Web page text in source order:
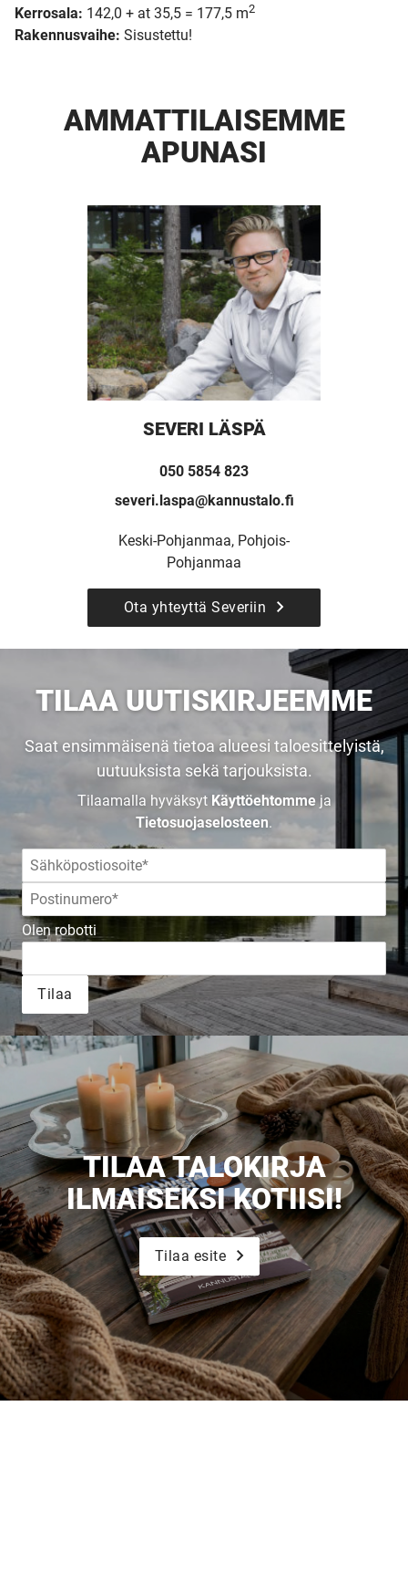
Kerrosala: 142,0 + at 35,5 = 177,5 m2
Rakennusvaihe: Sisustettu!
AMMATTI­LAISEMME
APUNASI
SEVERI LÄSPÄ
050 5854 823
severi.laspa@kannustalo.fi
Keski-Pohjanmaa, Pohjois-
Pohjanmaa
Ota yhteyttä Severiin
TILAA UUTISKIRJEEMME
Saat ensimmäisenä tietoa alueesi taloesittelyistä,
uutuuksista sekä tarjouksista.
Tilaamalla hyväksyt Käyttöehtommeja
Tietosuojaselosteen.
Olen robotti
Tilaa
TILAA TALOKIRJA
ILMAISEKSI KOTIISI!
Tilaa esite
UUSI
UNELMISTA
KODIKSI-
TALOKIRJA ON
JULKAISTU
Upea yli 200-sivuinen talokirja!
Tilaa esite